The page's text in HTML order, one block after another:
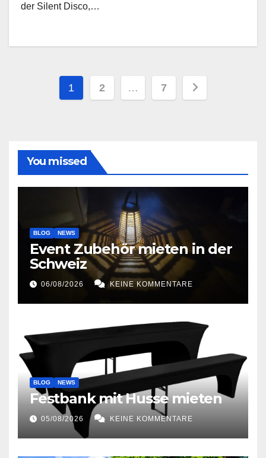
der Silent Disco,…
Seitennummerierung
1 2 … 7
You missed
BLOG NEWS
Event Zubehör mieten in der
Schweiz
06/08/2026 KEINE KOMMENTARE
BLOG NEWS
Festbank mit Husse mieten
05/08/2026 KEINE KOMMENTARE